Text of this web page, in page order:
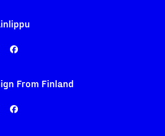
From Finland